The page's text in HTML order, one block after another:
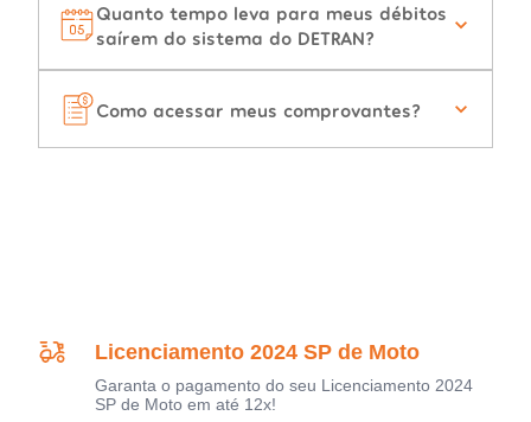
Quanto tempo leva para meus débitos
saírem do sistema do DETRAN?
Como acessar meus comprovantes?
Licenciamento 2024 SP de Moto
Garanta o pagamento do seu Licenciamento 2024
SP de Moto em até 12x!